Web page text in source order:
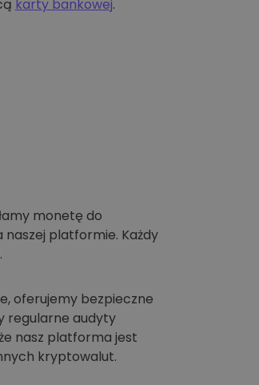
karty bankowej.
monetę do
platformie. Każdy
oferujemy bezpieczne
regularne audyty
nasz platforma jest
kryptowalut.